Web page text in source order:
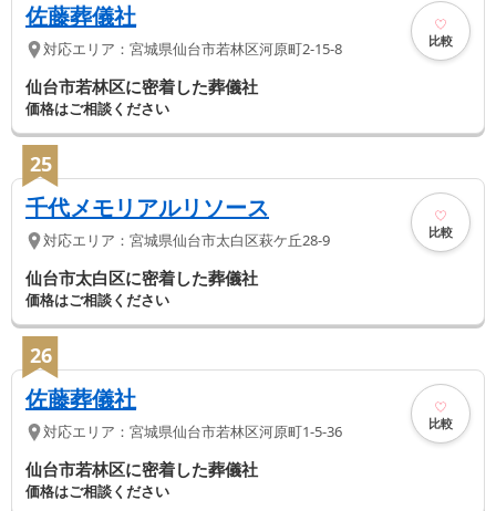
佐藤葬儀社
対応エリア： 宮城県仙台市若林区河原町2-15-8 比較
仙台市若林区に密着した葬儀社
価格はご相談ください
25
千代メモリアルリソース
対応エリア： 宮城県仙台市太白区萩ケ丘28-9 比較
仙台市太白区に密着した葬儀社
価格はご相談ください
26
佐藤葬儀社
対応エリア： 宮城県仙台市若林区河原町1-5-36 比較
仙台市若林区に密着した葬儀社
価格はご相談ください